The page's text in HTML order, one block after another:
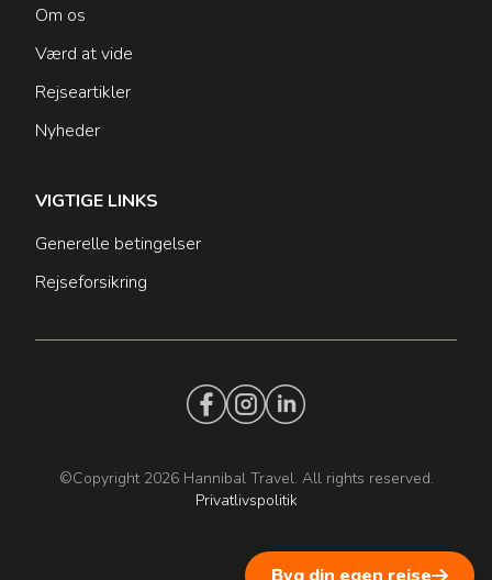
Om os
Værd at vide
Rejseartikler
Nyheder
VIGTIGE LINKS
Generelle betingelser
Rejseforsikring
©Copyright 2026 Hannibal Travel. All rights reserved.
Privatlivspolitik